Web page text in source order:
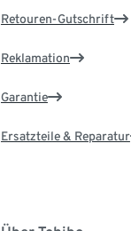
Retouren-Gutschrift
Reklamation
Garantie
Ersatzteile & Reparatur